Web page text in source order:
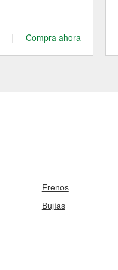
| Compra ahora
Frenos
Bujías